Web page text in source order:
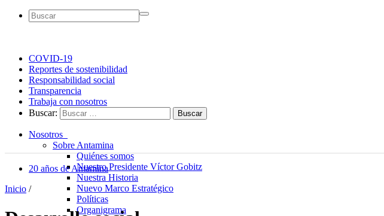
COVID-19
Reportes de sostenibilidad
Responsabilidad social
Transparencia
Trabaja con nosotros
Buscar:
Nosotros
Sobre Antamina
Quiénes somos
Nuestro Presidente Víctor Gobitz
Nuestra Historia
Nuevo Marco Estratégico
Políticas
Organigrama
20 años de Antamina
Inicio /